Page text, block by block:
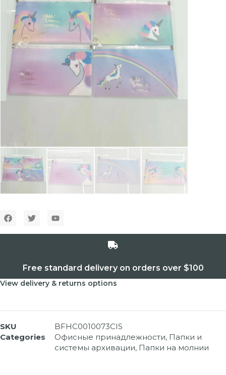
Free standard delivery on orders over $100
View delivery & returns options
SKU
BFHC0010073CIS
Categories
Офисные принадлежности, Папки и
системы архивации, Папки на молнии